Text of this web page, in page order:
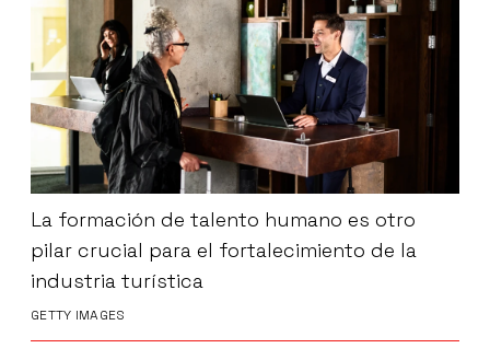
La formación de talento humano es otro
pilar crucial para el fortalecimiento de la
industria turística
GETTY IMAGES